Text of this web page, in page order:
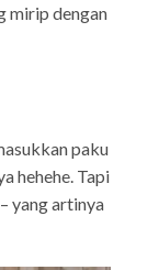
mirip dengan
paku
hehehe. Tapi
yang artinya